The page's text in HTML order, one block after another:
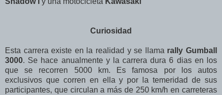
Curiosidad
Esta carrera existe en la realidad y se llama rally Gumball
3000. Se hace anualmente y la carrera dura 6 dias en los
que se recorren 5000 km. Es famosa por los autos
exclusivos que corren en ella y por la temeridad de sus
participantes, que circulan a más de 250 km/h en carreteras